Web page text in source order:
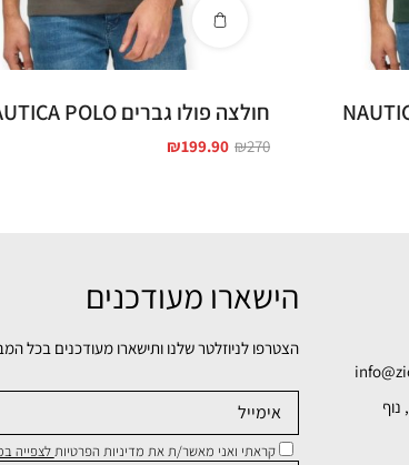
חולצה פולו גברים NAUTICA POLO
₪270
₪199.90
כתובתנו - דרך החטיבות 1, נוף
הישארו מעודכנים
הצטרפו לניוזלטר שלנו ותישארו מעודכנים בכל
קראתי ואני מאשר/ת את מדיניות הפרטיותלצפייה